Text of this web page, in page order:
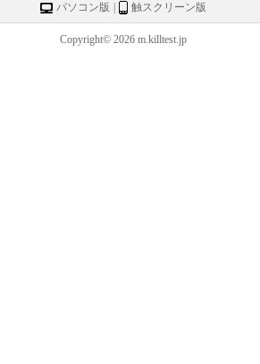
パソコン版 触スクリーン版
Copyright© 2026 m.killtest.jp